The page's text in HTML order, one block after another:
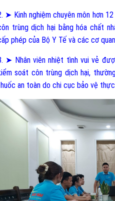
➤ Kinh nghiệm chuyên môn hơn
trùng dịch hại bằng hóa chất
phép của Bộ Y Tế và các cơ
➤ Nhân viên nhiệt tình vui vẻ
soát côn trùng dịch hại,
an toàn do chi cục bảo vệ